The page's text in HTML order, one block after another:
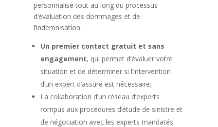
personnalisé tout au long du processus
d’évaluation des dommages et de
l’indemnisation :
Un premier contact gratuit et sans
engagement, qui permet d’évaluer votre
situation et de déterminer si l’intervention
d’un expert d’assuré est nécessaire;
La collaboration d’un réseau d’experts
rompus aux procédures d’étude de sinistre et
de négociation avec les experts mandatés